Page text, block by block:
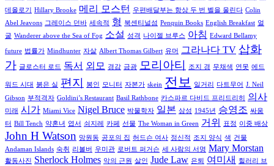
데올로기
Hillary Brooke 메리 모스턴 우편배달부는 항상 두 번 벨을 울린다 Colin
Abel Jeavons 그레이스 던바 세속적 형 북센티널섬 Penquin Books English Breakfast 얼
굴 Wanderer above the Sea of Fog 소설 성격 나이젤 브루스 아침 Edward Bellamy
future 법률가 Mindhunter 자살 Albert Thomas Gilbert 유머 그라나다 TV 삽화
가 글로스터 로드 독서 외모 경감 금광 모리아티 조지 경 무채색 연못 에드
워드 시대 붉은 실 편지 봉인 모니터 자본가 skein 전보 일거리 다트무어 J. Neil
Gibson 부적격자 Goldini’s Restaurant Basil Rathbone 카스파르 다비드 프리드리히 의사
미래 시가 Miami Vice Nigel Bruce 박물학자 일본 삼성 1945년 승영조 싸움
터 Bill Tench 약혼녀 엽서 쇠지레 카페 선물 The Woman in Green 거위 표정 이중 배상
John H Watson 망원동 공포의 집 허드슨 여사 정신적 조지 양식 색 건물
Andaman Islands 숙취 리볼버 우미관 로버트 퍼거슨 세 사람의 서명 Mary Morstan
활동사진 Sherlock Holmes 악의 근원 살인 Jude Law 은퇴 여미새 힐러리 브